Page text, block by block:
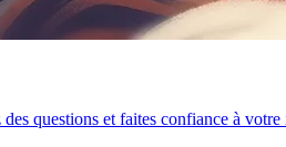
questions et faites confiance à